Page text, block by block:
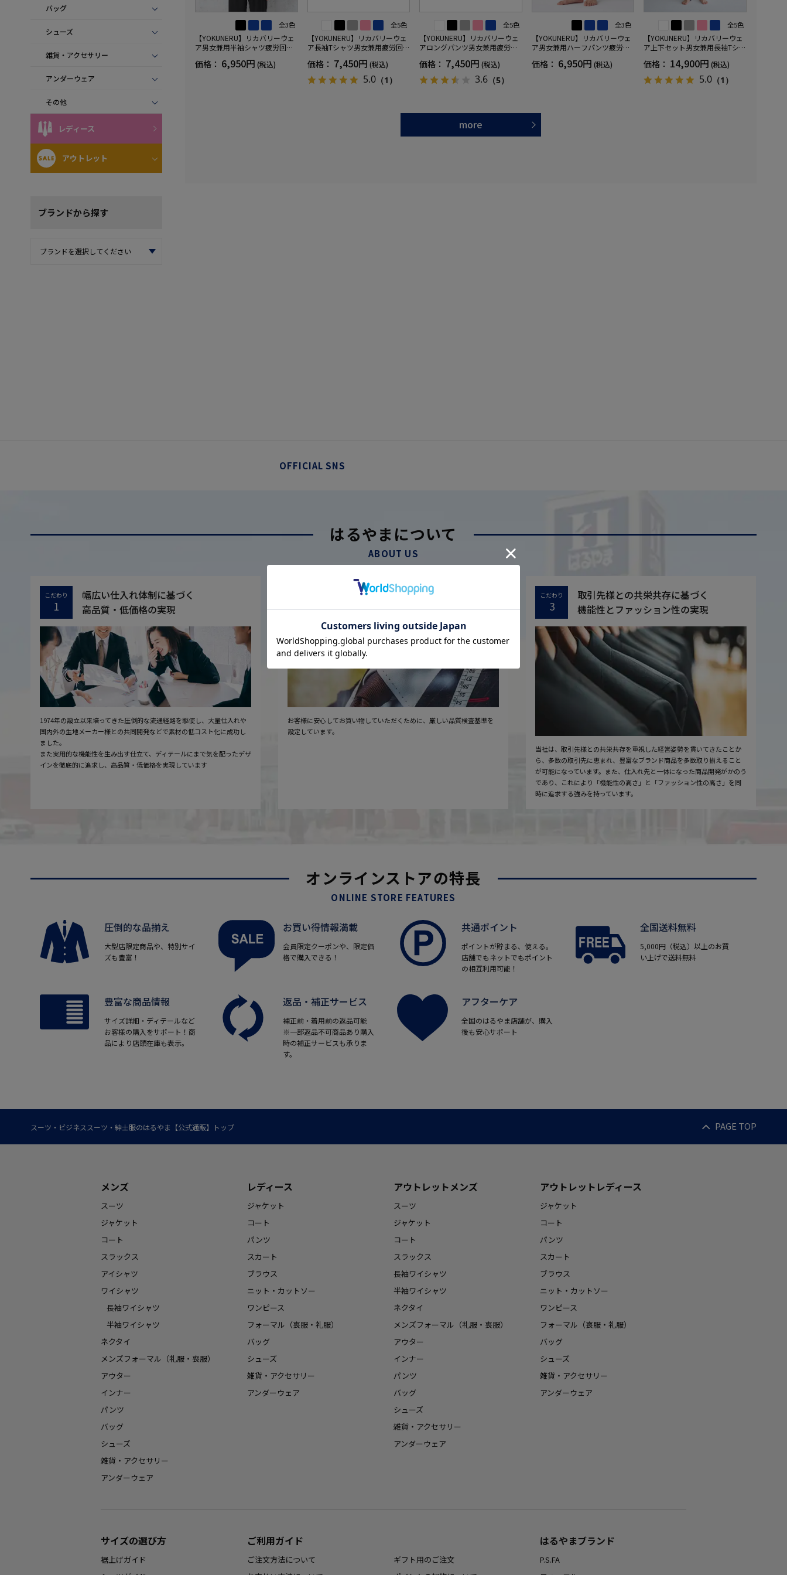
バッグ
シューズ
雑貨・アクセサリー
アンダーウェア
その他
レディース
アウトレット
ブランドから探す
全3色
【YOKUNERU】リカバリーウェ
ア男女兼用半袖シャツ疲労回復
(R)【一般医療機器】SS～LLサイ
価格： 6,950円 (税込)
全5色
【YOKUNERU】リカバリーウェ
ア長袖Tシャツ男女兼用疲労回復
(R)【一般医療機器】SS～LLサイ
ズ
価格： 7,450円 (税込)
5.0（1）
全5色
【YOKUNERU】リカバリーウェ
アロングパンツ男女兼用疲労回
IX(R)【一般医療機器】SS～LLサ
イズ
価格： 7,450円 (税込)
3.6 （5）
全3色
【YOKUNERU】リカバリーウェ
ア男女兼用ハーフパンツ疲労回
IX(R)【一般医療機器】SS～LLサ
価格： 6,950円 (税込)
全5色
【YOKUNERU】リカバリーウェ
ア上下セット男女兼用長袖Tシャ
進遠赤外線快眠NANOMIX(R)【一
般医療機器】SS～LLサイズ
価格： 14,900円 (税込)
5.0 （1）
more
OFFICIAL SNS
はるやまについて
ABOUT US
こだわり
1
幅広い仕入れ体制に基づく
高品質・低価格の実現
1974年の設立以来培ってきた圧倒的な流通経路を駆使し、大量仕入れや
国内外の生地メーカー様との共同開発などで素材の低コスト化に成功し
ました。
また実用的な機能性を生み出す仕立て、ディテールにまで気を配ったデザ
インを徹底的に追求し、高品質・低価格を実現しています
2
厳しい品質管理体制に基づく
安心の実現
お客様に安心してお買い物していただくために、厳しい品質検査基準を
設定しています。
こだわり
3
取引先様との共栄共存に基づく
機能性とファッション性の実現
当社は、取引先様との共栄共存を重視した経営姿勢を貫いてきたことか
ら、多数の取引先に恵まれ、豊富なブランド商品を多数取り揃えること
が可能になっています。また、仕入れ先と一体になった商品開発がかのう
であり、これにより「機能性の高さ」と「ファッション性の高さ」を同
時に追求する強みを持っています。
オンラインストアの特長
ONLINE STORE FEATURES
圧倒的な品揃え
大型店限定商品や、特別サイ
ズも豊富！
お買い得情報満載
会員限定クーポンや、限定価
格で購入できる！
共通ポイント
ポイントが貯まる、使える。
店舗でもネットでもポイント
の相互利用可能！
全国送料無料
5,000円（税込）以上のお買
い上げで送料無料
豊富な商品情報
サイズ詳細・ディテールなど
お客様の購入をサポート！商
品により店頭在庫も表示。
返品・補正サービス
補正前・着用前の返品可能
※一部返品不可商品あり購入
時の補正サービスも承りま
す。
アフターケア
全国のはるやま店舗が、購入
後も安心サポート
スーツ・ビジネススーツ・紳士服のはるやま【公式通販】トップ PAGE TOP
メンズ
スーツ
ジャケット
コート
スラックス
アイシャツ
ワイシャツ
長袖ワイシャツ
半袖ワイシャツ
ネクタイ
メンズフォーマル（礼服・喪服）
アウター
インナー
パンツ
バッグ
シューズ
雑貨・アクセサリー
アンダーウェア
レディース
ジャケット
コート
パンツ
スカート
ブラウス
ニット・カットソー
ワンピース
フォーマル（喪服・礼服）
バッグ
シューズ
雑貨・アクセサリー
アンダーウェア
アウトレットメンズ
スーツ
ジャケット
コート
スラックス
長袖ワイシャツ
半袖ワイシャツ
ネクタイ
メンズフォーマル（礼服・喪服）
アウター
インナー
パンツ
バッグ
シューズ
雑貨・アクセサリー
アンダーウェア
アウトレットレディース
ジャケット
コート
パンツ
スカート
ブラウス
ニット・カットソー
ワンピース
フォーマル（喪服・礼服）
バッグ
シューズ
雑貨・アクセサリー
アンダーウェア
サイズの選び方
裾上げガイド
ご利用ガイド
ご注文方法について
ギフト用のご注文
はるやまブランド
P.S.FA